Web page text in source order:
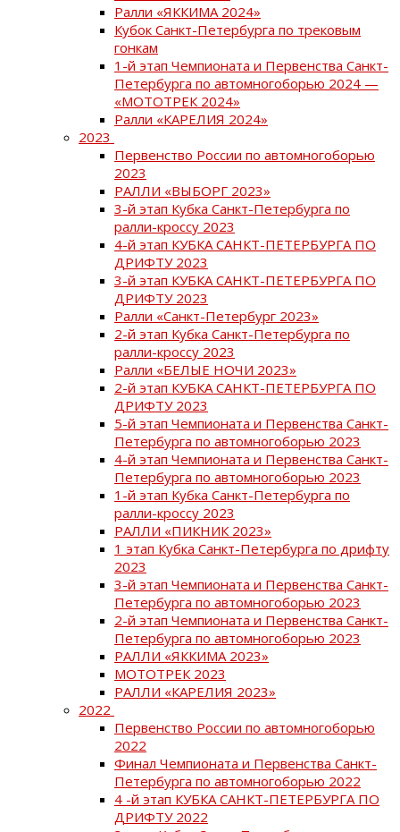
Ралли «ЯККИМА 2024»
Кубок Санкт-Петербурга по трековым
гонкам
1-й этап Чемпионата и Первенства Санкт-
Петербурга по автомногоборью 2024 —
«МОТОТРЕК 2024»
Ралли «КАРЕЛИЯ 2024»
2023
Первенство России по автомногоборью
2023
РАЛЛИ «ВЫБОРГ 2023»
3-й этап Кубка Санкт-Петербурга по
ралли-кроссу 2023
4-й этап КУБКА САНКТ-ПЕТЕРБУРГА ПО
ДРИФТУ 2023
3-й этап КУБКА САНКТ-ПЕТЕРБУРГА ПО
ДРИФТУ 2023
Ралли «Санкт-Петербург 2023»
2-й этап Кубка Санкт-Петербурга по
ралли-кроссу 2023
Ралли «БЕЛЫЕ НОЧИ 2023»
2-й этап КУБКА САНКТ-ПЕТЕРБУРГА ПО
ДРИФТУ 2023
5-й этап Чемпионата и Первенства Санкт-
Петербурга по автомногоборью 2023
4-й этап Чемпионата и Первенства Санкт-
Петербурга по автомногоборью 2023
1-й этап Кубка Санкт-Петербурга по
ралли-кроссу 2023
РАЛЛИ «ПИКНИК 2023»
1 этап Кубка Санкт-Петербурга по дрифту
2023
3-й этап Чемпионата и Первенства Санкт-
Петербурга по автомногоборью 2023
2-й этап Чемпионата и Первенства Санкт-
Петербурга по автомногоборью 2023
РАЛЛИ «ЯККИМА 2023»
МОТОТРЕК 2023
РАЛЛИ «КАРЕЛИЯ 2023»
2022
Первенство России по автомногоборью
2022
Финал Чемпионата и Первенства Санкт-
Петербурга по автомногоборью 2022
4 -й этап КУБКА САНКТ-ПЕТЕРБУРГА ПО
ДРИФТУ 2022